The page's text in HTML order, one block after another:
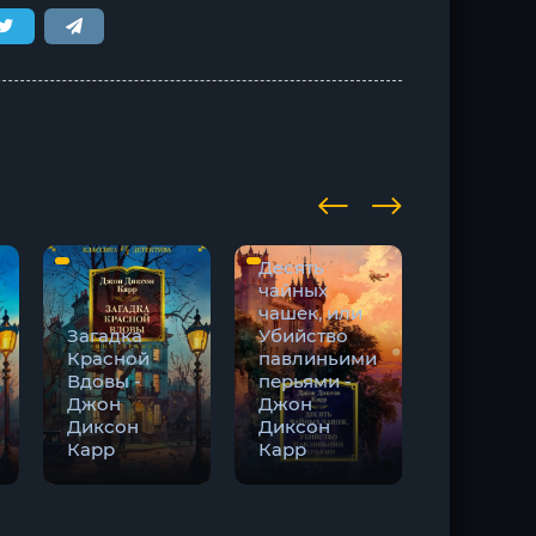
Загадка
Красной
Вдовы -
Джон
Диксон
Карр
Десять
чайных
чашек, или
Убийство
павлиньими
перьями -
Джон
Диксон
Карр